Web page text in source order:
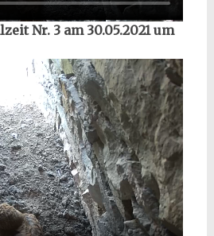
Nr. 3 am 30.05.2021 um